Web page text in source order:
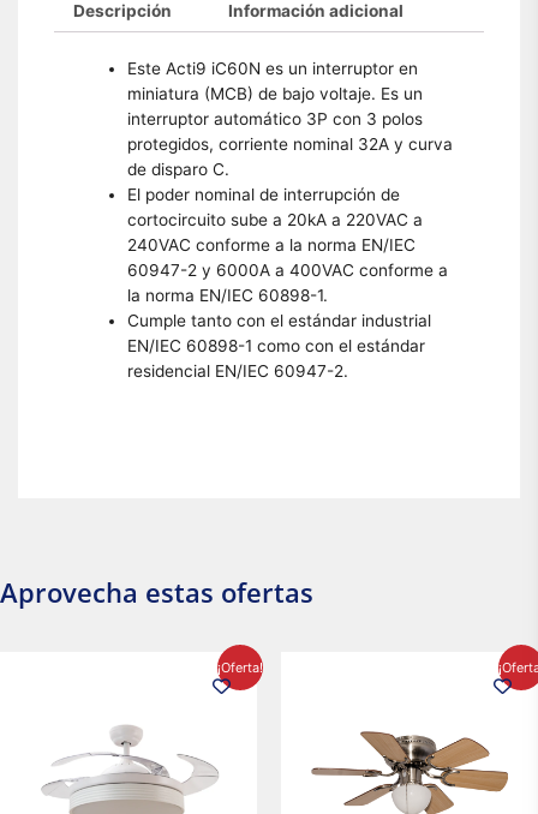
Descripción Información adicional
Este Acti9 iC60N es un interruptor en
miniatura (MCB) de bajo voltaje. Es un
interruptor automático 3P con 3 polos
protegidos, corriente nominal 32A y curva
de disparo C.
El poder nominal de interrupción de
cortocircuito sube a 20kA a 220VAC a
240VAC conforme a la norma EN/IEC
60947-2 y 6000A a 400VAC conforme a
la norma EN/IEC 60898-1.
Cumple tanto con el estándar industrial
EN/IEC 60898-1 como con el estándar
residencial EN/IEC 60947-2.
Aprovecha estas ofertas
¡Oferta!
$2,986.97.
precio
actual
$1,450.23.
precio
actual